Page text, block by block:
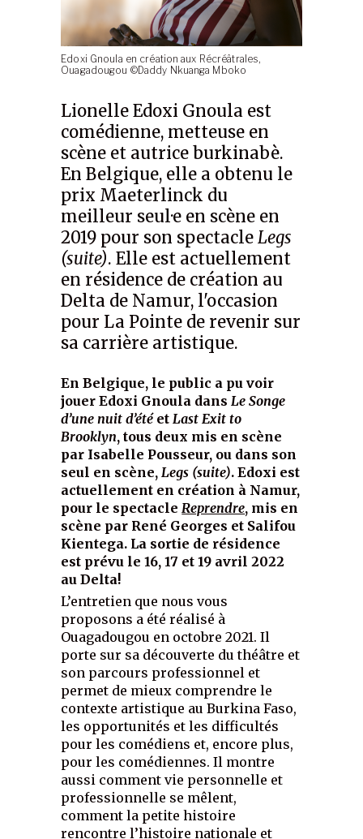
Edoxi Gnoula en création aux Récréâtrales,
Ouagadougou ©Daddy Nkuanga Mboko
Lionelle Edoxi Gnoula est
comédienne, metteuse en
scène et autrice burkinabè.
En Belgique, elle a obtenu le
prix Maeterlinck du
meilleur seul·e en scène en
2019 pour son spectacleLegs
(suite). Elle est actuellement
en résidence de création au
Delta de Namur, l'occasion
pour La Pointe de revenir sur
sa carrière artistique.
En Belgique, le public a pu voir
jouer Edoxi Gnoula dans Le Songe
d’une nuit d’étéet Last Exit to
Brooklyn, tous deux mis en scène
par Isabelle Pousseur, ou dans son
seul en scène, Legs (suite). Edoxi est
actuellement en création à Namur,
pour le spectacle Reprendre, mis en
scène par René Georges et Salifou
Kientega. La sortie de résidence
est prévu le 16, 17 et 19 avril 2022
au Delta!
L’entretien que nous vous
proposons a été réalisé à
Ouagadougou en octobre 2021. Il
porte sur sa découverte du théâtre et
son parcours professionnel et
permet de mieux comprendre le
contexte artistique au Burkina Faso,
les opportunités et les difficultés
pour les comédiens et, encore plus,
pour les comédiennes. Il montre
aussi comment vie personnelle et
professionnelle se mêlent,
comment la petite histoire
rencontre l’histoire nationale et